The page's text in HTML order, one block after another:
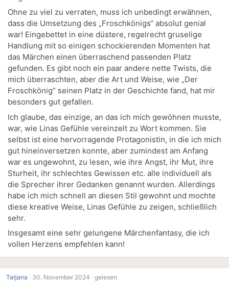
Ohne zu viel zu verraten, muss ich unbedingt erwähnen,
dass die Umsetzung des „Froschkönigs“ absolut genial
war! Eingebettet in eine düstere, regelrecht gruselige
Handlung mit so einigen schockierenden Momenten hat
das Märchen einen überraschend passenden Platz
gefunden. Es gibt noch ein paar andere nette Twists, die
mich überraschten, aber die Art und Weise, wie „Der
Froschkönig“ seinen Platz in der Geschichte fand, hat mir
besonders gut gefallen.
Ich glaube, das einzige, an das ich mich gewöhnen musste,
war, wie Linas Gefühle vereinzelt zu Wort kommen. Sie
selbst ist eine hervorragende Protagonistin, in die ich mich
gut hineinversetzen konnte, aber zumindest am Anfang
war es ungewohnt, zu lesen, wie ihre Angst, ihr Mut, ihre
Sturheit, ihr schlechtes Gewissen etc. alle individuell als
die Sprecher ihrer Gedanken genannt wurden. Allerdings
habe ich mich schnell an diesen Stil gewohnt und mochte
diese kreative Weise, Linas Gefühle zu zeigen, schließlich
sehr.
Insgesamt eine sehr gelungene Märchenfantasy, die ich
vollen Herzens empfehlen kann!
Tatjana · 30. November 2024 · gelesen